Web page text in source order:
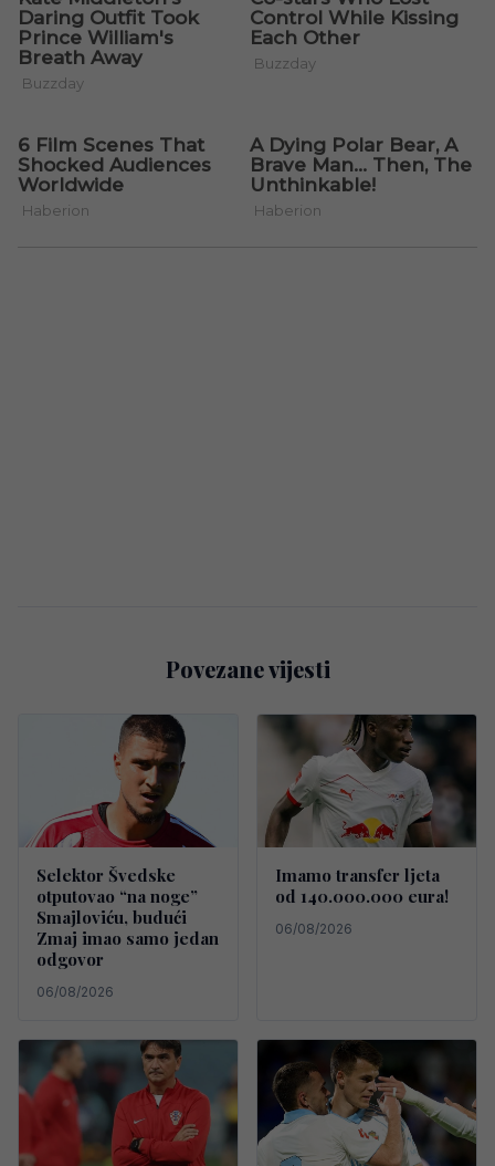
Povezane vijesti
Selektor Švedske
otputovao “na noge”
Smajloviću, budući
Zmaj imao samo jedan
odgovor
06/08/2026
Imamo transfer ljeta
od 140.000.000 eura!
06/08/2026